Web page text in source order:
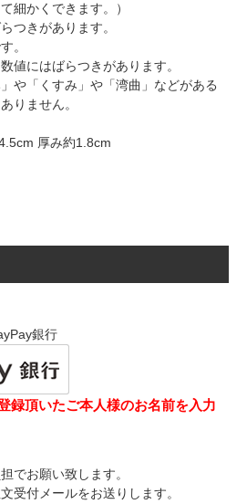
細かくできます。）
つきがあります。
。
値にはばらつきがあります。
や「くすみ」や「湾曲」などがある
りません。
厚み約1.8cm
銀行
録頂いたご本人様のお名前を入力
でお願い致します。
受付メールをお送りします。